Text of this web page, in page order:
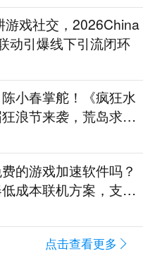
游戏社交，2026China
动引爆线下引流闭环
小春掌舵！《疯狂水
浪节来袭，荒岛求生
的游戏加速软件吗？
成本联机方案，支持
点击查看更多